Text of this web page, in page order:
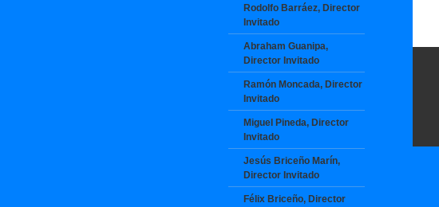
Rodolfo Barráez, Director
Invitado
Abraham Guanipa,
Director Invitado
Ramón Moncada, Director
Invitado
Miguel Pineda, Director
Invitado
Jesús Briceño Marín,
Director Invitado
Félix Briceño, Director